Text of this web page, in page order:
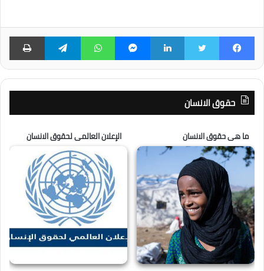
فيسبوك لينكدإن ماسنجر واتساب تيلقرام
حقوق الانسان
ما هى حقوق الانسان الإعلان العالمى لحقوق الانسان